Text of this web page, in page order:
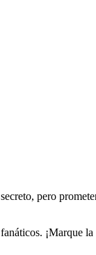
pero
¡Marque